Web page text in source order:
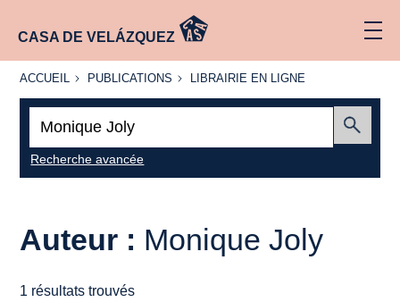
CASA DE VELÁZQUEZ
ACCUEIL
ACCUEIL PUBLICATIONS
PUBLICATIONS
LIBRAIRIE
LIBRAIRIE EN LIGNE
Recherche avancée
Auteur : Monique Joly
1 résultats trouvés